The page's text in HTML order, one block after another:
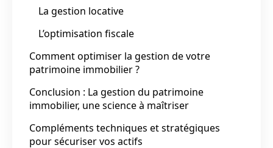
La gestion locative
L’optimisation fiscale
Comment optimiser la gestion de votre
patrimoine immobilier ?
Conclusion : La gestion du patrimoine
immobilier, une science à maîtriser
Compléments techniques et stratégiques
pour sécuriser vos actifs